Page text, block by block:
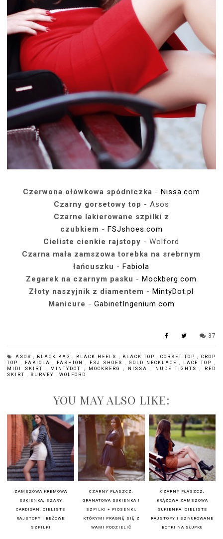
Czerwona ołówkowa spódniczka - Nissa.com
Czarny gorsetowy top - Asos
Czarne lakierowane szpilki z
czubkiem - FSJshoes.com
Cieliste cienkie rajstopy - Wolford
Czarna mała zamszowa torebka na srebrnym
łańcuszku -Fabiola
Zegarek na czarnym pasku -Mockberg.com
Złoty naszyjnik z diamentem -MintyDot.pl
Manicure - GabinetIngenium.com
37
ASOS BLACK BAG BLACK HEELS BLACK TOP ,CORSET TOP
CROP
TOP
FABIOLA FASHION FSJ SHOES ,GOLD NECKLACE LACE TOP
MIDI SKIRT
MINTYDOT MOCKBERG NISSA NUDE TIGHTS
RED
SKIRT
SURVEY ,WOLFORD
YOU MAY ALSO LIKE:
ZAMSZOWA KREMOWA
SUKIENKA, SZARY
CARDIGAN, CIELISTE
RAJSTOPY I BEŻOWE
SZPILKI
CZARNY PŁASZCZ,
GRANATOWA SUKIENKA I
SZPILKI + PIOSENKI,
KTÓRYMI PRAGNĘ SIĘ Z
WAMI PODZIELIĆ
CZARNY PŁASZCZ,
BRĄZOWA ZAMSZOWA
SUKIENKA, CIELISTE
RAJSTOPY I SZNUROWANE
BOTKI NA SŁUPKU